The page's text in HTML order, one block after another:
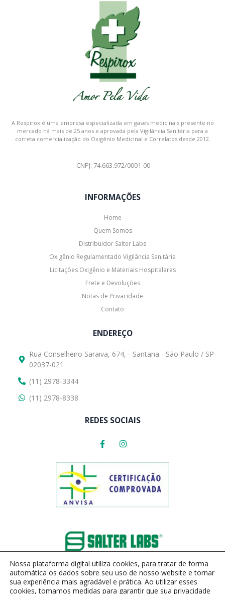
A Respirox é uma empresa especializada em gases medicinais presente no
mercado há mais de 25 anos e aprovada pela Vigilância Sanitária para a
correta comercialização do Oxigênio Medicinal e Correlatos desde 2012.
CNPJ: 74.663.972/0001-00
INFORMAÇÕES
Home
Quem Somos
Distribuidor Salter Labs
Oxigênio Regulamentado Vigilância Sanitária
Licitações Oxigênio e Materiais Hospitalares
Frete e Devoluções
Notas de Privacidade
Contato
ENDEREÇO
Rua Conselheiro Saraiva, 674, - Santana - São Paulo / SP-
02037-021
(11) 2978-3344
(11) 2978-8338
REDES SOCIAIS
Nossa plataforma digital utiliza cookies, para tratar de forma
automática os dados sobre seu uso de nosso website e tornar
sua experiência mais agradável e prática. Ao utilizar esses
cookies, tomamos medidas para garantir que sua privacidade